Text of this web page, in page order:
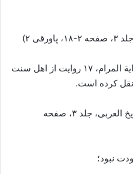
سید هاشم بحرانی، نیز در کتاب غایة المرام، ۱۷ روایت از اهل سنت
(بحرانی، غایةالمرام، موسسة التاریخ العربی، جلد ۳، صفحه
نبود؛